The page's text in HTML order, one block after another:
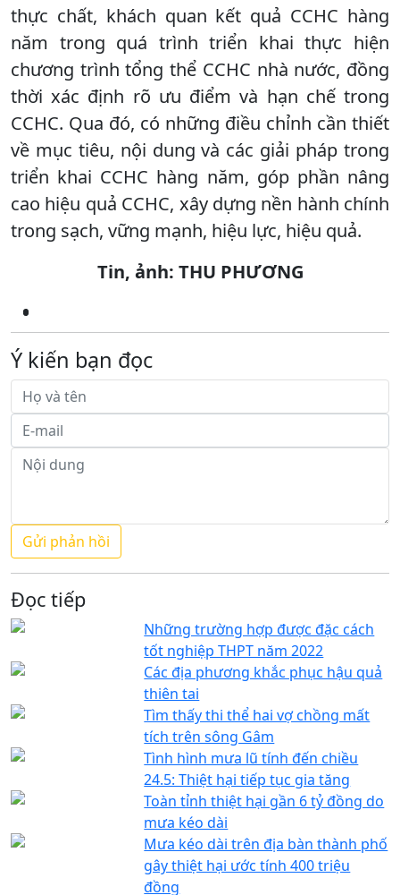
thực chất, khách quan kết quả CCHC hàng
năm trong quá trình triển khai thực hiện
chương trình tổng thể CCHC nhà nước, đồng
thời xác định rõ ưu điểm và hạn chế trong
CCHC. Qua đó, có những điều chỉnh cần thiết
về mục tiêu, nội dung và các giải pháp trong
triển khai CCHC hàng năm, góp phần nâng
cao hiệu quả CCHC, xây dựng nền hành chính
trong sạch, vững mạnh, hiệu lực, hiệu quả.
Tin, ảnh: THU PHƯƠNG
Ý kiến bạn đọc
Đọc tiếp
Những trường hợp được đặc cách
tốt nghiệp THPT năm 2022
Các địa phương khắc phục hậu quả
thiên tai
Tìm thấy thi thể hai vợ chồng mất
tích trên sông Gâm
Tình hình mưa lũ tính đến chiều
24.5: Thiệt hại tiếp tục gia tăng
Toàn tỉnh thiệt hại gần 6 tỷ đồng do
mưa kéo dài
Mưa kéo dài trên địa bàn thành phố
gây thiệt hại ước tính 400 triệu
đồng